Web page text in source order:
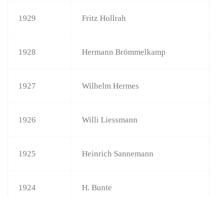
1929 Fritz Hollrah
1928 Hermann Brömmelkamp
1927 Wilhelm Hermes
1926 Willi Liessmann
1925 Heinrich Sannemann
1924 H. Bunte